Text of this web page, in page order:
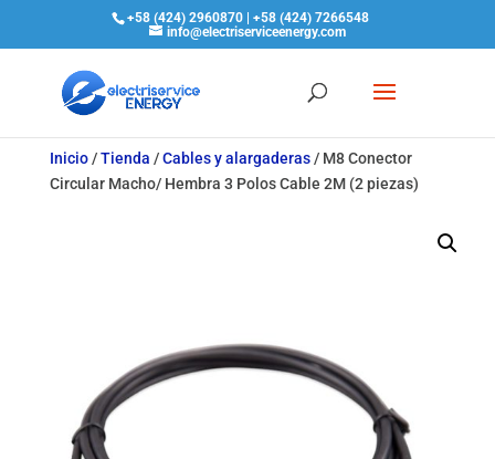
+58 (424) 2960870 | +58 (424) 7266548
info@electriserviceenergy.com
Inicio/Tienda /Cables y alargaderas/ M8 Conector
Circular Macho/ Hembra 3 Polos Cable 2M (2 piezas)